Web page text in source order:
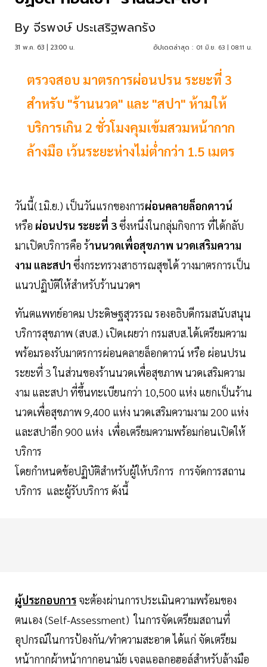
By จีรพงษ์ ประเสริฐพลกรัง
31 พ.ค. 63 | 23:00 น. อัปเดตล่าสุด : 01 มิ.ย. 63 | 08:11 น.
ตรวจสอบ มาตรการผ่อนปรน ระยะที่ 3
สำหรับ "ร้านนวด" และ "สปา" ห้ามให้
บริการเกิน 2 ชั่วโมงคุมเข้มสวมหน้ากาก
ล้างมือ เว้นระยะห่างไม่ต่ำกว่า 1.5 เมตร
วันนี้(1มิ.ย.) เป็นวันแรกของการผ่อนคลายล็อกดาวน์
หรือ ผ่อนปรน ระยะที่ 3ซึ่งหนึ่งในกลุ่มกิจการ ที่ได้กลับ
มาเปิดบริการคือ ร้านนวดเพื่อสุขภาพ นวดเสริมความ
งาม และสปา ซึ่งกระทรวงสาธารณสุขได้ วางมาตรการเป็น
แนวปฏิบัติให้สำหรับร้านนวดฯ
ทันตแพทย์อาคม ประดิษฐสุวรรณ รองอธิบดีกรมสนับสนุน
บริการสุขภาพ (สบส.) เปิดเผยว่า กรมสบส.ได้เตรียมความ
พร้อมรองรับมาตรการผ่อนคลายล็อกดาวน์ หรือ ผ่อนปรน
ระยะที่ 3 ในส่วนของร้านนวดเพื่อสุขภาพ นวดเสริมความ
งาม และสปา ที่ขึ้นทะเบียนกว่า 10,500 แห่ง แยกเป็นร้าน
นวดเพื่อสุขภาพ 9,400 แห่ง นวดเสริมความงาม 200 แห่ง
และสปาอีก 900 แห่ง เพื่อเตรียมความพร้อมก่อนเปิดให้
บริการ
โดยกำหนดข้อปฏิบัติสำหรับผู้ให้บริการ การจัดการสถาน
บริการ และผู้รับบริการ ดังนี้
ผู้ประกอบการ จะต้องผ่านการประเมินความพร้อมของ
ตนเอง (Self-Assessment) ในการจัดเตรียมสถานที่
อุปกรณ์ในการป้องกัน/ทำความสะอาด ได้แก่ จัดเตรียม
หน้ากากผ้าหน้ากากอนามัย เจลแอลกอฮอล์สำหรับล้างมือ